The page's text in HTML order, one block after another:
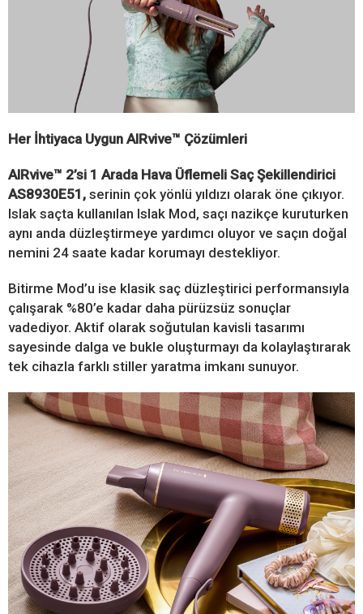
Her İhtiyaca Uygun AIRvive™ Çözümleri
AIRvive™ 2’si 1 Arada Hava Üflemeli Saç Şekillendirici
AS8930E51, serinin çok yönlü yıldızı olarak öne çıkıyor.
Islak saçta kullanılan Islak Mod, saçı nazikçe kuruturken
aynı anda düzleştirmeye yardımcı oluyor ve saçın doğal
nemini 24 saate kadar korumayı destekliyor.
Bitirme Mod’u ise klasik saç düzleştirici performansıyla
çalışarak %80’e kadar daha pürüzsüz sonuçlar
vadediyor. Aktif olarak soğutulan kavisli tasarımı
sayesinde dalga ve bukle oluşturmayı da kolaylaştırarak
tek cihazla farklı stiller yaratma imkanı sunuyor.